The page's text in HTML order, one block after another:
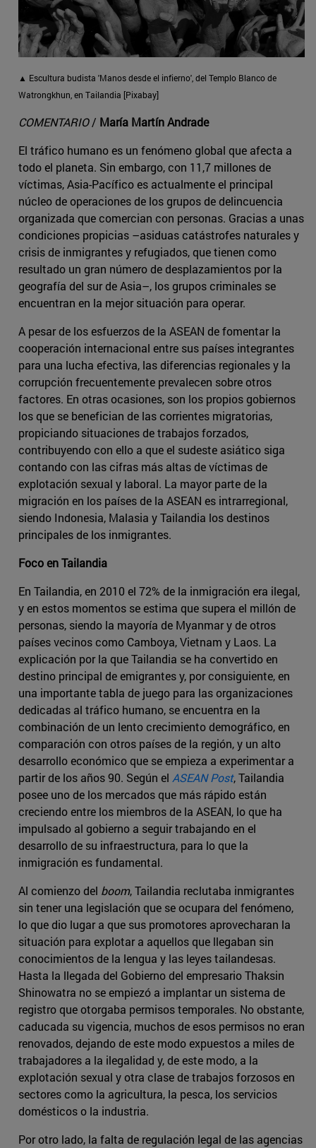
▲ Escultura budista 'Manos desde el infierno', del Templo Blanco de
Watrongkhun, en Tailandia [Pixabay]
COMENTARIO/ María Martín Andrade
El tráfico humano es un fenómeno global que afecta a
todo el planeta. Sin embargo, con 11,7 millones de
víctimas, Asia-Pacífico es actualmente el principal
núcleo de operaciones de los grupos de delincuencia
organizada que comercian con personas. Gracias a unas
condiciones propicias –asiduas catástrofes naturales y
crisis de inmigrantes y refugiados, que tienen como
resultado un gran número de desplazamientos por la
geografía del sur de Asia–, los grupos criminales se
encuentran en la mejor situación para operar.
A pesar de los esfuerzos de la ASEAN de fomentar la
cooperación internacional entre sus países integrantes
para una lucha efectiva, las diferencias regionales y la
corrupción frecuentemente prevalecen sobre otros
factores. En otras ocasiones, son los propios gobiernos
los que se benefician de las corrientes migratorias,
propiciando situaciones de trabajos forzados,
contribuyendo con ello a que el sudeste asiático siga
contando con las cifras más altas de víctimas de
explotación sexual y laboral. La mayor parte de la
migración en los países de la ASEAN es intrarregional,
siendo Indonesia, Malasia y Tailandia los destinos
principales de los inmigrantes.
Foco en Tailandia
En Tailandia, en 2010 el 72% de la inmigración era ilegal,
y en estos momentos se estima que supera el millón de
personas, siendo la mayoría de Myanmar y de otros
países vecinos como Camboya, Vietnam y Laos. La
explicación por la que Tailandia se ha convertido en
destino principal de emigrantes y, por consiguiente, en
una importante tabla de juego para las organizaciones
dedicadas al tráfico humano, se encuentra en la
combinación de un lento crecimiento demográfico, en
comparación con otros países de la región, y un alto
desarrollo económico que se empieza a experimentar a
partir de los años 90. Según el ASEAN Post, Tailandia
posee uno de los mercados que más rápido están
creciendo entre los miembros de la ASEAN, lo que ha
impulsado al gobierno a seguir trabajando en el
desarrollo de su infraestructura, para lo que la
inmigración es fundamental.
Al comienzo del boom, Tailandia reclutaba inmigrantes
sin tener una legislación que se ocupara del fenómeno,
lo que dio lugar a que sus promotores aprovecharan la
situación para explotar a aquellos que llegaban sin
conocimientos de la lengua y las leyes tailandesas.
Hasta la llegada del Gobierno del empresario Thaksin
Shinowatra no se empiezó a implantar un sistema de
registro que otorgaba permisos temporales. No obstante,
caducada su vigencia, muchos de esos permisos no eran
renovados, dejando de este modo expuestos a miles de
trabajadores a la ilegalidad y, de este modo, a la
explotación sexual y otra clase de trabajos forzosos en
sectores como la agricultura, la pesca, los servicios
domésticos o la industria.
Por otro lado, la falta de regulación legal de las agencias